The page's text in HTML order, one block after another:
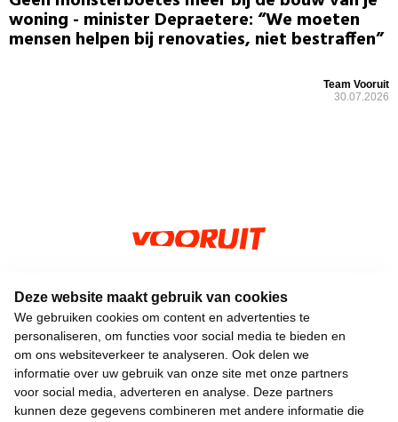
Deze website maakt gebruik van cookies
We gebruiken cookies om content en advertenties te
personaliseren, om functies voor social media te bieden en
om ons websiteverkeer te analyseren. Ook delen we
informatie over uw gebruik van onze site met onze partners
voor social media, adverteren en analyse. Deze partners
kunnen deze gegevens combineren met andere informatie die
woning - minister Depraetere: “We moeten
mensen helpen bij renovaties, niet bestraffen”
Team Vooruit
30.07.2026
Keizerslaan 13
1000 Brussel
02 552 02 00
hallo@vooruit.org
Snel